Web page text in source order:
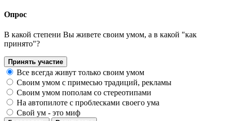
Опрос
В какой степени Вы живете своим умом, а в какой "как
принято"?
Принять участие
Все всегда живут только своим умом
Своим умом с примесью традиций, рекламы
Своим умом пополам со стереотипами
На автопилоте с проблесками своего ума
Свой ум - это миф